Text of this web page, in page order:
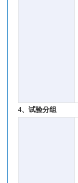
4、试验分组